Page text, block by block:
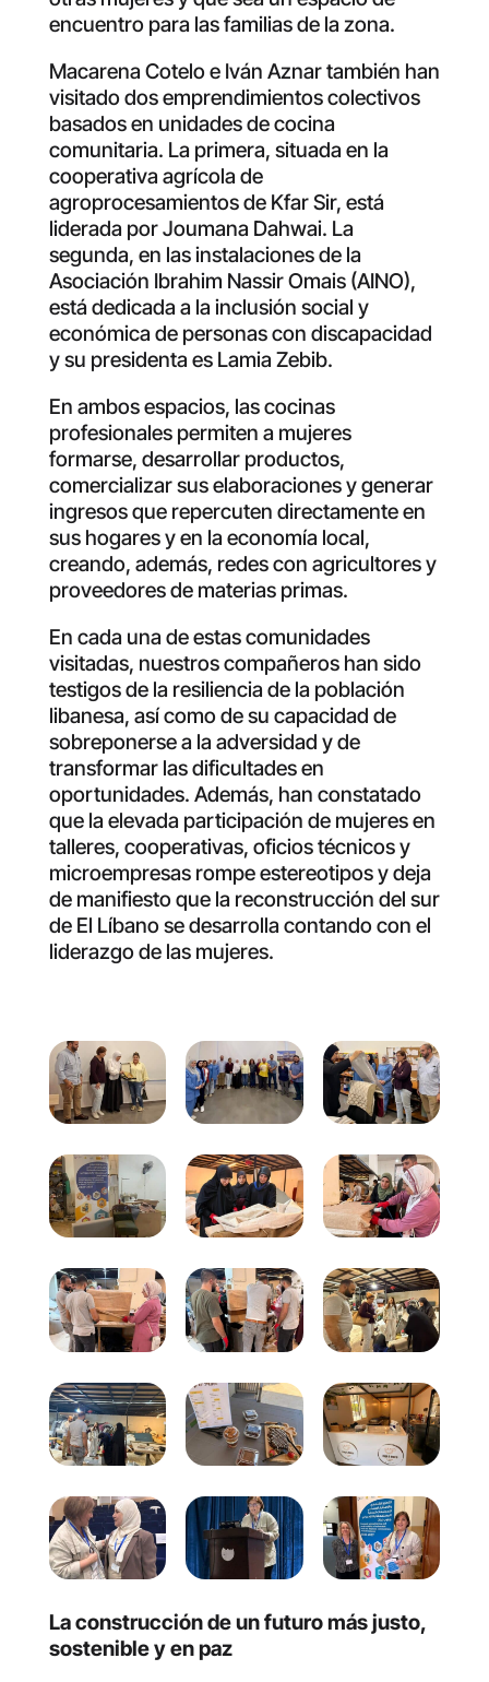
encuentro para las familias de la zona.
Macarena Cotelo e Iván Aznar también han
visitado dos emprendimientos colectivos
basados en unidades de cocina
comunitaria. La primera, situada en la
cooperativa agrícola de
agroprocesamientos de Kfar Sir, está
liderada por Joumana Dahwai. La
segunda, en las instalaciones de la
Asociación Ibrahim Nassir Omais (AINO),
está dedicada a la inclusión social y
económica de personas con discapacidad
y su presidenta es Lamia Zebib.
En ambos espacios, las cocinas
profesionales permiten a mujeres
formarse, desarrollar productos,
comercializar sus elaboraciones y generar
ingresos que repercuten directamente en
sus hogares y en la economía local,
creando, además, redes con agricultores y
proveedores de materias primas.
En cada una de estas comunidades
visitadas, nuestros compañeros han sido
testigos de la resiliencia de la población
libanesa, así como de su capacidad de
sobreponerse a la adversidad y de
transformar las dificultades en
oportunidades. Además, han constatado
que la elevada participación de mujeres en
talleres, cooperativas, oficios técnicos y
microempresas rompe estereotipos y deja
de manifiesto que la reconstrucción del sur
de El Líbano se desarrolla contando con el
liderazgo de las mujeres.
La construcción de un futuro más justo,
sostenible y en paz